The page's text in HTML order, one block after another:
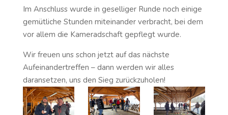
Im Anschluss wurde in geselliger Runde noch einige
gemütliche Stunden miteinander verbracht, bei dem
vor allem die Kameradschaft gepflegt wurde.
Wir freuen uns schon jetzt auf das nächste
Aufeinandertreffen – dann werden wir alles
daransetzen, uns den Sieg zurückzuholen!